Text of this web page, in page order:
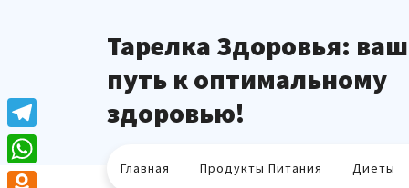
Тарелка Здоровья: ваш
путь к оптимальному
здоровью!
Главная Продукты Питания Диеты
Telegram
WhatsApp